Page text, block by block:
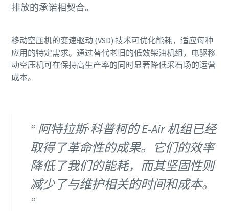
排放的承诺相契合。
移动空压机的变速驱动 (VSD) 技术可优化能耗，适应每种
应用的特定需求。通过替代老旧的低效柴油机组，电驱移
动空压机可在保持高生产率的同时显著降低采石场的运营
成本。
阿特拉斯·科普柯的 E-Air 机组已经
取得了革命性的成果。它们的效率
降低了我们的能耗，而其坚固性则
减少了与维护相关的时间和成本。